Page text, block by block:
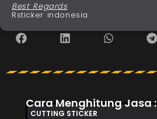
Best Regards
Rsticker indonesia
Cara Menghitung Jasa :
CUTTING STICKER